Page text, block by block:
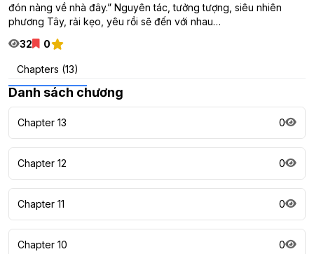
đón nàng về nhà đây.” Nguyên tác, tưởng tượng, siêu nhiên
phương Tây, rải kẹo, yêu rồi sẽ đến với nhau…
32
0
Chapters (13)
Danh sách chương
Chapter 13 0
Chapter 12 0
Chapter 11 0
Chapter 10 0